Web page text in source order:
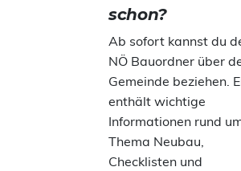
schon?
Ab sofort kannst du
NÖ Bauordner über
Gemeinde beziehen.
enthält wichtige
Informationen rund
Thema Neubau,
Checklisten und